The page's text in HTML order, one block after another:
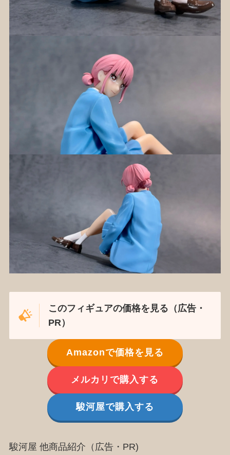
このフィギュアの価格を見る（広告・
PR）
Amazonで価格を見る
メルカリで購入する
駿河屋で購入する
駿河屋 他商品紹介（広告・PR)